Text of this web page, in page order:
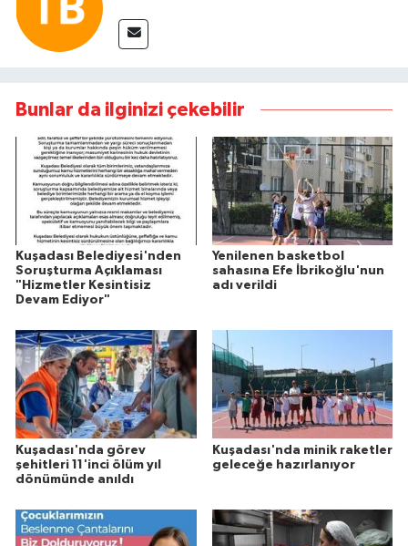
Bunlar da ilginizi çekebilir
Kuşadası Belediyesi'nden
Soruşturma Açıklaması
"Hizmetler Kesintisiz
Devam Ediyor"
Yenilenen basketbol
sahasına Efe İbrikoğlu'nun
adı verildi
Kuşadası'nda görev
şehitleri 11'inci ölüm yıl
dönümünde anıldı
Kuşadası'nda minik raketler
geleceğe hazırlanıyor